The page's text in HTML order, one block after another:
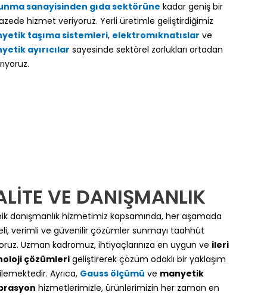
sanayisinden gıda sektörüne kadar geniş bir
hizmet veriyoruz. Yerli üretimle geliştirdiğimiz
taşıma sistemleri, elektromıknatıslar ve
ayırıcılar sayesinde sektörel zorlukları ortadan
VE DANIŞMANLIK
danışmanlık hizmetimiz kapsamında, her aşamada
verimli ve güvenilir çözümler sunmayı taahhüt
Uzman kadromuz, ihtiyaçlarınıza en uygun ve ileri
çözümlerigeliştirerek çözüm odaklı bir yaklaşım
Ayrıca, Gauss ölçümü ve manyetik
hizmetlerimizle, ürünlerimizin her zaman en